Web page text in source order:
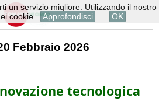
Febbraio 2026
tecnologica
un servizio migliore. Utilizzando il nostro
cookie.
Approfondisci OK